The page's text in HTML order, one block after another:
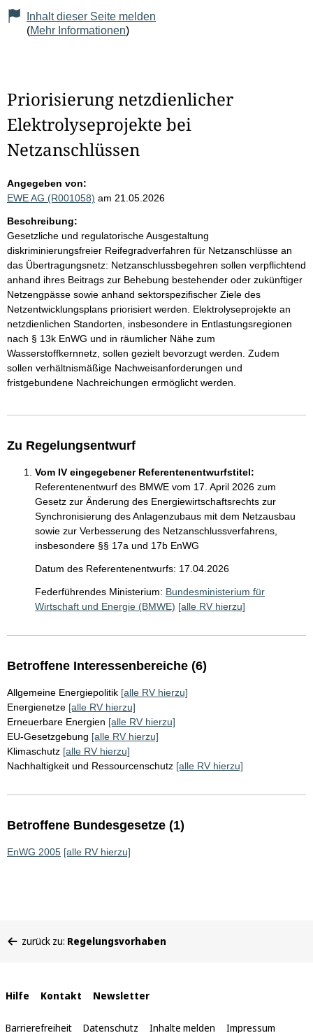
Inhalt dieser Seite melden
(Mehr Informationen)
Priorisierung netzdienlicher
Elektrolyseprojekte bei
Netzanschlüssen
Angegeben von:
EWE AG (R001058) am 21.05.2026
Beschreibung:
Gesetzliche und regulatorische Ausgestaltung
diskriminierungsfreier Reifegradverfahren für Netzanschlüsse an
das Übertragungsnetz: Netzanschlussbegehren sollen verpflichtend
anhand ihres Beitrags zur Behebung bestehender oder zukünftiger
Netzengpässe sowie anhand sektorspezifischer Ziele des
Netzentwicklungsplans priorisiert werden. Elektrolyseprojekte an
netzdienlichen Standorten, insbesondere in Entlastungsregionen
nach § 13k EnWG und in räumlicher Nähe zum
Wasserstoffkernnetz, sollen gezielt bevorzugt werden. Zudem
sollen verhältnismäßige Nachweisanforderungen und
fristgebundene Nachreichungen ermöglicht werden.
Zu Regelungsentwurf
Vom IV eingegebener Referentenentwurfstitel:
Referentenentwurf des BMWE vom 17. April 2026 zum
Gesetz zur Änderung des Energiewirtschaftsrechts zur
Synchronisierung des Anlagenzubaus mit dem Netzausbau
sowie zur Verbesserung des Netzanschlussverfahrens,
insbesondere §§ 17a und 17b EnWG
Datum des Referentenentwurfs: 17.04.2026
Federführendes Ministerium: Bundesministerium für
Wirtschaft und Energie (BMWE) [alle RV hierzu]
Betroffene Interessenbereiche (6)
Allgemeine Energiepolitik [alle RV hierzu]
Energienetze [alle RV hierzu]
Erneuerbare Energien [alle RV hierzu]
EU-Gesetzgebung [alle RV hierzu]
Klimaschutz [alle RV hierzu]
Nachhaltigkeit und Ressourcenschutz [alle RV hierzu]
Betroffene Bundesgesetze (1)
EnWG 2005 [alle RV hierzu]
befinden
zurück zu: Regelungsvorhaben
Interne
Links
Hilfe Kontakt Newsletter
Barrierefreiheit Datenschutz Inhalte melden Impressum